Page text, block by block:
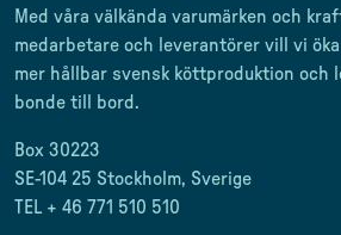
Med våra välkända varumärken och
medarbetare och leverantörer vill vi
mer hållbar svensk köttproduktion och
bonde till
bord.
Box 30223
SE-104 25 Stockholm, Sverige
TEL + 46 771 510 510